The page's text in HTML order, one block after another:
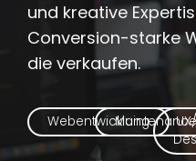
und kreative
Conversion-starke
die verkaufen.
WebentwicklungMaintenance